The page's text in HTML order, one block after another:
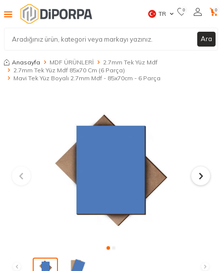
Ara
TR 0 0
Anasayfa MDF ÜRÜNLERİ
2.7mm Tek Yüz Mdf
2.7mm Tek Yüz Mdf 85x70 Cm (6 Parça)
Mavi Tek Yüz Boyalı 2.7mm Mdf - 85x70cm - 6 Parça